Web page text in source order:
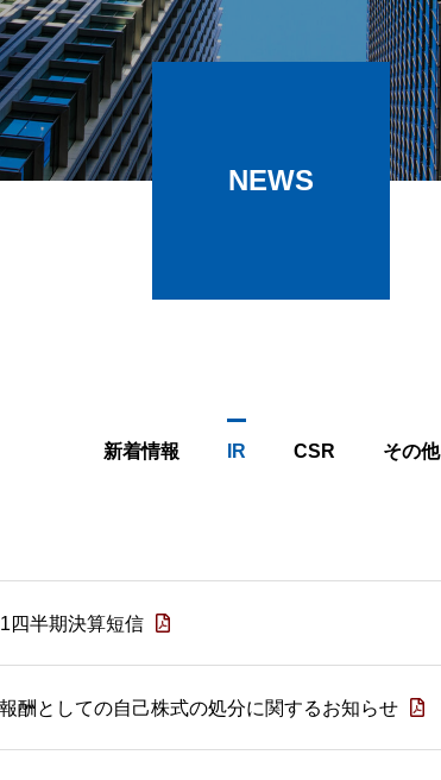
NEWS
新着情報 IR CSR その他
四半期決算短信
酬としての自己株式の処分に関するお知らせ